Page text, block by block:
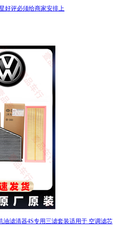
好评必须给商家安排上
滤清器4S专用三滤套装适用于 空调滤芯